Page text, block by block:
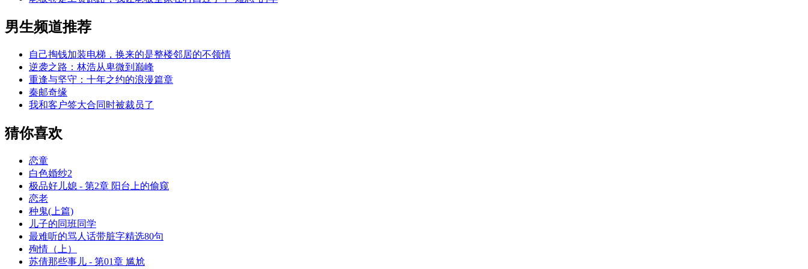
男生频道推荐
自己掏钱加装电梯，换来的是整楼邻居的不领情
逆袭之路：林浩从卑微到巅峰
重逢与坚守：十年之约的浪漫篇章
秦邮奇缘
我和客户签大合同时被裁员了
猜你喜欢
恋童
白色婚纱2
极品好儿媳 - 第2章 阳台上的偷窥
恋老
种鬼(上篇)
儿子的同班同学
最难听的骂人话带脏字精选80句
殉情（上）
苏倩那些事儿 - 第01章 尴尬